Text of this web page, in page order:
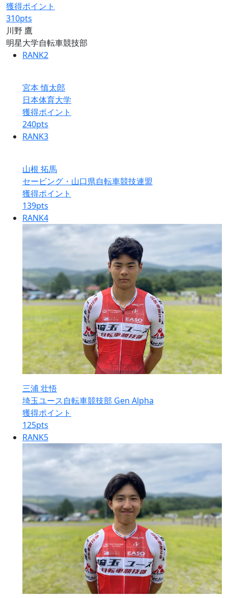
獲得ポイント
310pts
川野 鷹
明星大学自転車競技部
RANK2
宮本 慎太郎
日本体育大学
獲得ポイント
240pts
RANK3
山根 拓馬
セービング・山口県自転車競技連盟
獲得ポイント
139pts
RANK4
三浦 壮悟
埼玉ユース自転車競技部 Gen Alpha
獲得ポイント
125pts
RANK5